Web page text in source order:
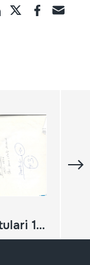
Revista txistulari 1928-1936